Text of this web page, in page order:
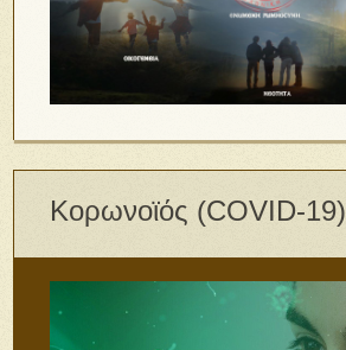
Κορωνοϊός (COVID-19)